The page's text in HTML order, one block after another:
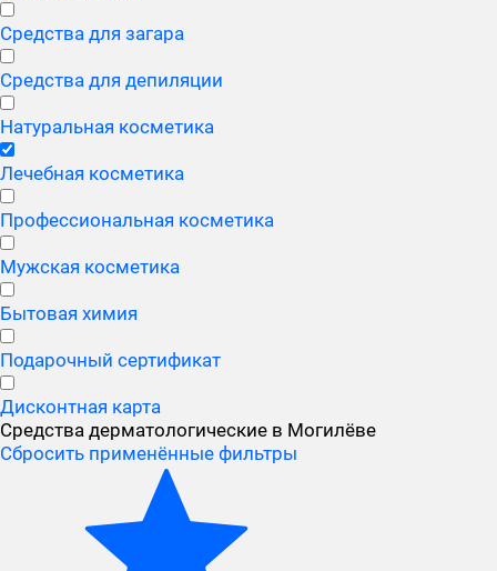
Средства для загара
Средства для депиляции
Натуральная косметика
Лечебная косметика
Профессиональная косметика
Мужская косметика
Бытовая химия
Подарочный сертификат
Дисконтная карта
Средства дерматологические в Могилёве
Сбросить применённые фильтры